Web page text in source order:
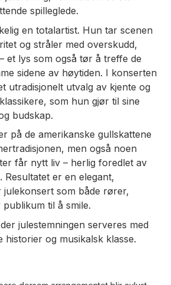
spilleglede.
en totalartist. Hun tar scenen
og stråler med overskudd,
et lys som også tør å treffe de
sidene av høytiden. I konserten
utradisjonelt utvalg av kjente og
som hun gjør til sine
budskap.
på de amerikanske gullskattene
men også noen
får nytt liv – herlig foredlet av
Resultatet er en elegant,
som både rører,
til å smile.
julestemningen serveres med
historier og musikalsk klasse.